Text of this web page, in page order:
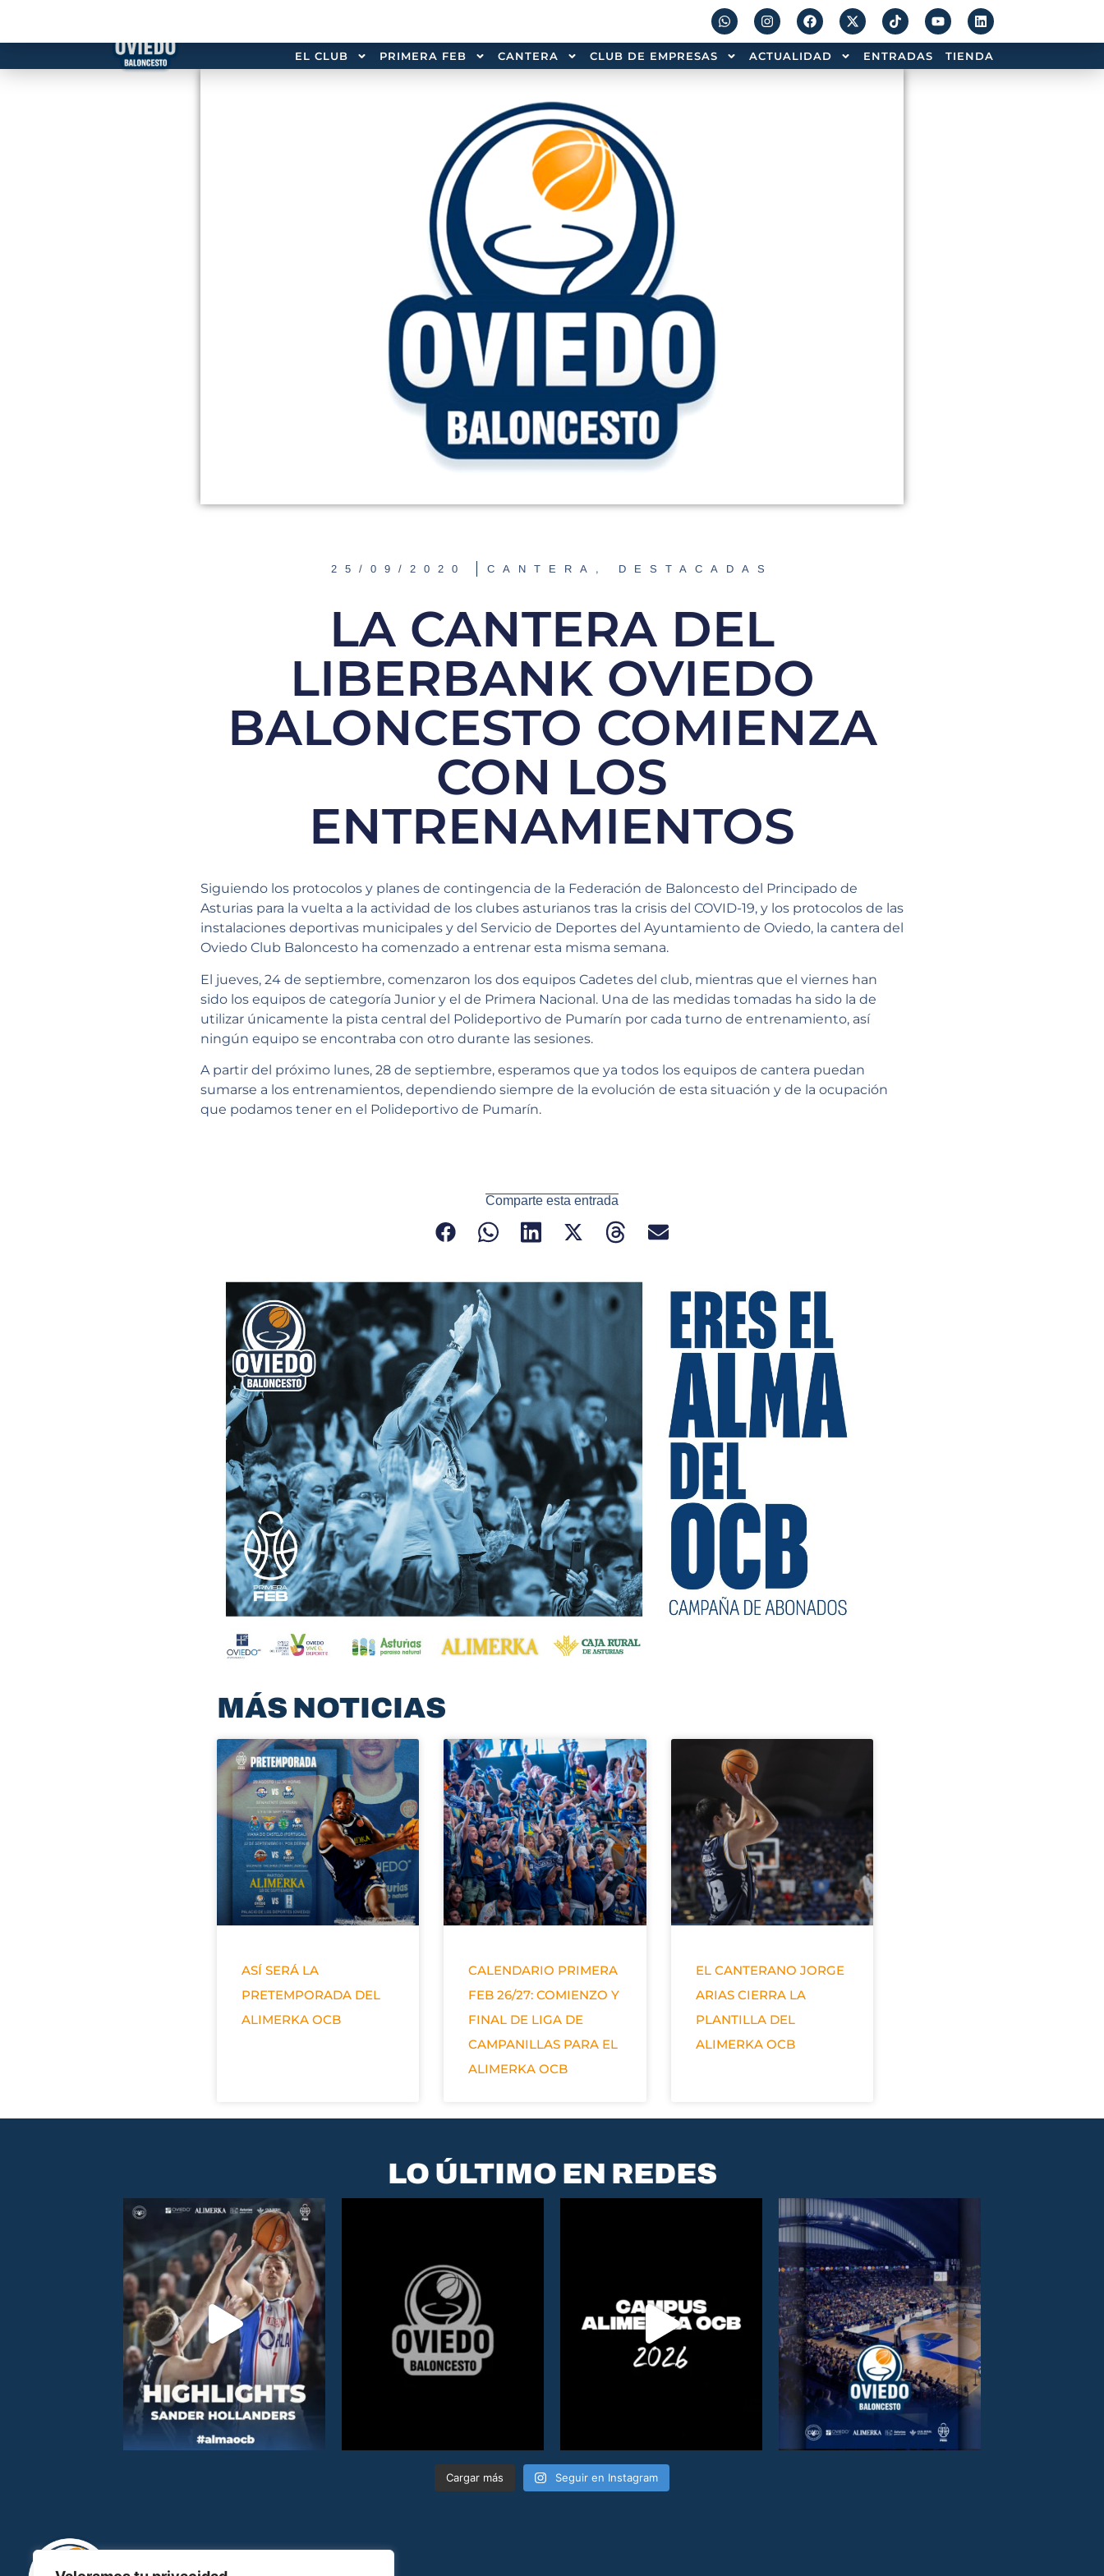
EL CLUB PRIMERA FEB CANTERA CLUB DE EMPRESAS ACTUALIDAD ENTRADAS TIENDA
25/09/2020 CANTERA , DESTACADAS
LA CANTERA DEL
LIBERBANK OVIEDO
BALONCESTO COMIENZA
CON LOS
ENTRENAMIENTOS
Siguiendo los protocolos y planes de contingencia de la Federación de Baloncesto del Principado de
Asturias para la vuelta a la actividad de los clubes asturianos tras la crisis del COVID-19, y los protocolos de las
instalaciones deportivas municipales y del Servicio de Deportes del Ayuntamiento de Oviedo, la cantera del
Oviedo Club Baloncesto ha comenzado a entrenar esta misma semana.
El jueves, 24 de septiembre, comenzaron los dos equipos Cadetes del club, mientras que el viernes han
sido los equipos de categoría Junior y el de Primera Nacional. Una de las medidas tomadas ha sido la de
utilizar únicamente la pista central del Polideportivo de Pumarín por cada turno de entrenamiento, así
ningún equipo se encontraba con otro durante las sesiones.
A partir del próximo lunes, 28 de septiembre, esperamos que ya todos los equipos de cantera puedan
sumarse a los entrenamientos, dependiendo siempre de la evolución de esta situación y de la ocupación
que podamos tener en el Polideportivo de Pumarín.
Comparte esta entrada
MÁS NOTICIAS
ASÍ SERÁ LA
PRETEMPORADA DEL
ALIMERKA OCB
CALENDARIO PRIMERA
FEB 26/27: COMIENZO Y
FINAL DE LIGA DE
CAMPANILLAS PARA EL
ALIMERKA OCB
EL CANTERANO JORGE
ARIAS CIERRA LA
PLANTILLA DEL
ALIMERKA OCB
LO ÚLTIMO EN REDES
Cargar más Seguir en Instagram